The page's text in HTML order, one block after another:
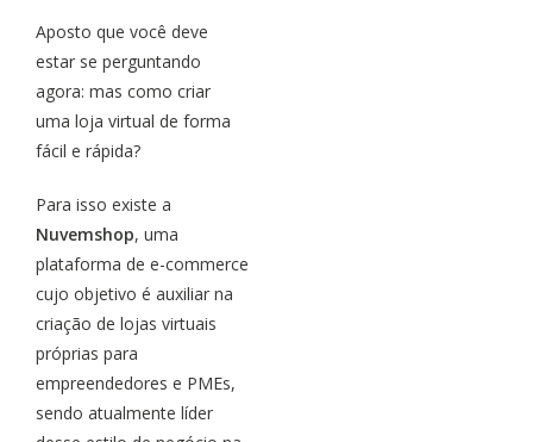
Aposto que você deve
estar se perguntando
agora: mas como criar
uma loja virtual de forma
fácil e rápida?
Para isso existe a
Nuvemshop, uma
plataforma de e-commerce
cujo objetivo é auxiliar na
criação de lojas virtuais
próprias para
empreendedores e PMEs,
sendo atualmente líder